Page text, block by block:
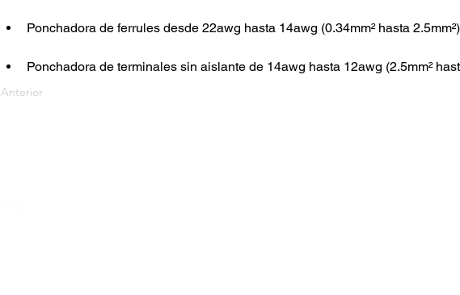
Ponchadora de ferrules desde 22awg hasta 14awg (0.34mm² hasta 2.5mm²)
Ponchadora de terminales sin aislante de 14awg hasta 12awg (2.5mm²
Anterior